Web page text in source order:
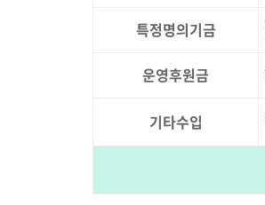
특정명의기금
운영후원금
기타수입